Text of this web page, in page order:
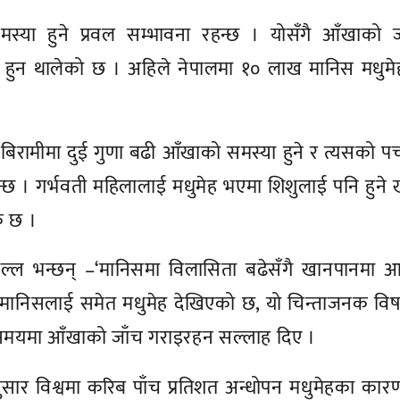
हुने प्रवल सम्भावना रहन्छ । योसँगै आँखाको
थालेको छ । अहिले नेपालमा १० लाख मानिस
दुई गुणा बढी आँखाको समस्या हुने र त्यसको
। गर्भवती महिलालाई मधुमेह भएमा शिशुलाई पनि हुने
छ ।
भन्छन् –‘मानिसमा विलासिता बढेसँगै खानपानमा
समेत मधुमेह देखिएको छ, यो चिन्ताजनक
आँखाको जाँच गराइरहन सल्लाह दिए ।
विश्वमा करिब पाँच प्रतिशत अन्धोपन मधुमेहका